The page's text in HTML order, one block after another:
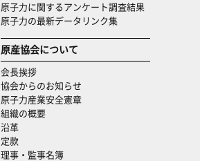
原子力に関するアンケート調査結果
原子力の最新データリンク集
原産協会について
会長挨拶
協会からのお知らせ
原子力産業安全憲章
組織の概要
沿革
定款
理事・監事名簿